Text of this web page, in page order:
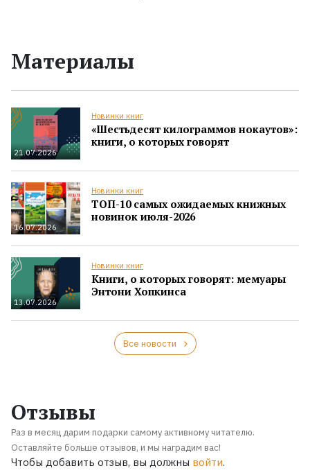
Материалы
21.07.2026
Новинки книг
«Шестьдесят килограммов нокаутов»:
книги, о которых говорят
16.07.2026
Новинки книг
ТОП-10 самых ожидаемых книжных
новинок июля-2026
13.07.2026
Новинки книг
Книги, о которых говорят: мемуары
Энтони Хопкинса
Все новости
Отзывы
Раз в месяц дарим подарки самому активному читателю.
Оставляйте больше отзывов, и мы наградим вас!
Чтобы добавить отзыв, вы должны войти.